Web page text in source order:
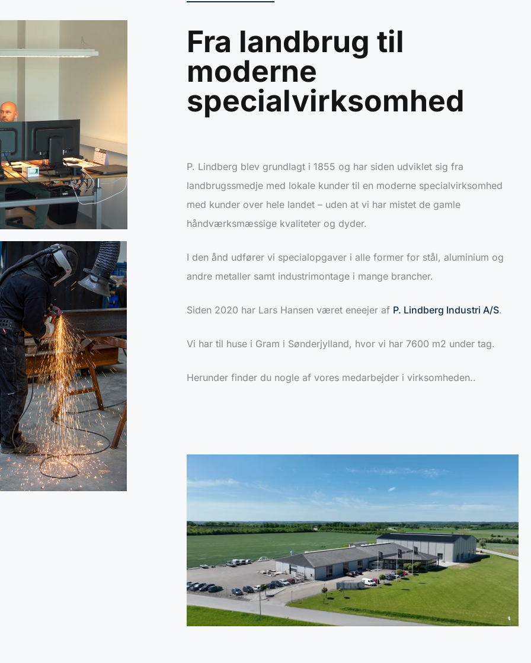
Fra landbrug til
moderne
specialvirksomhed
P. Lindberg blev grundlagt i 1855 og har siden udviklet sig fra
landbrugssmedje med lokale kunder til en moderne specialvirksomhed
med kunder over hele landet – uden at vi har mistet de gamle
håndværksmæssige kvaliteter og dyder.
I den ånd udfører vi specialopgaver i alle former for stål, aluminium og
andre metaller samt industrimontage i mange brancher.
Siden 2020 har Lars Hansen været eneejer af P. Lindberg Industri A/S.
Vi har til huse i Gram i Sønderjylland, hvor vi har 7600 m2 under tag.
Herunder finder du nogle af vores medarbejder i virksomheden..